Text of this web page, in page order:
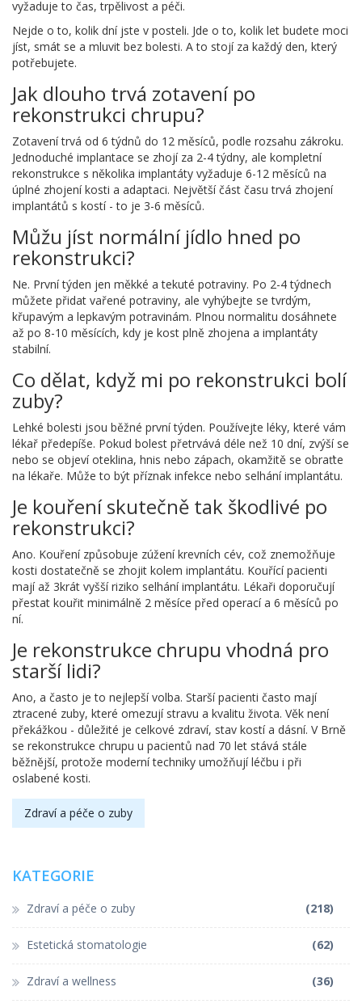
vyžaduje to čas, trpělivost a péči.
Nejde o to, kolik dní jste v posteli. Jde o to, kolik let budete moci
jíst, smát se a mluvit bez bolesti. A to stojí za každý den, který
potřebujete.
Jak dlouho trvá zotavení po
rekonstrukci chrupu?
Zotavení trvá od 6 týdnů do 12 měsíců, podle rozsahu zákroku.
Jednoduché implantace se zhojí za 2-4 týdny, ale kompletní
rekonstrukce s několika implantáty vyžaduje 6-12 měsíců na
úplné zhojení kosti a adaptaci. Největší část času trvá zhojení
implantátů s kostí - to je 3-6 měsíců.
Můžu jíst normální jídlo hned po
rekonstrukci?
Ne. První týden jen měkké a tekuté potraviny. Po 2-4 týdnech
můžete přidat vařené potraviny, ale vyhýbejte se tvrdým,
křupavým a lepkavým potravinám. Plnou normalitu dosáhnete
až po 8-10 měsících, kdy je kost plně zhojena a implantáty
stabilní.
Co dělat, když mi po rekonstrukci bolí
zuby?
Lehké bolesti jsou běžné první týden. Používejte léky, které vám
lékař předepíše. Pokud bolest přetrvává déle než 10 dní, zvýší se
nebo se objeví oteklina, hnis nebo zápach, okamžitě se obraťte
na lékaře. Může to být příznak infekce nebo selhání implantátu.
Je kouření skutečně tak škodlivé po
rekonstrukci?
Ano. Kouření způsobuje zúžení krevních cév, což znemožňuje
kosti dostatečně se zhojit kolem implantátu. Kouřící pacienti
mají až 3krát vyšší riziko selhání implantátu. Lékaři doporučují
přestat kouřit minimálně 2 měsíce před operací a 6 měsíců po
ní.
Je rekonstrukce chrupu vhodná pro
starší lidi?
Ano, a často je to nejlepší volba. Starší pacienti často mají
ztracené zuby, které omezují stravu a kvalitu života. Věk není
překážkou - důležité je celkové zdraví, stav kostí a dásní. V Brně
se rekonstrukce chrupu u pacientů nad 70 let stává stále
běžnější, protože moderní techniky umožňují léčbu i při
oslabené kosti.
Zdraví a péče o zuby
KATEGORIE
Zdraví a péče o zuby (218)
Estetická stomatologie (62)
Zdraví a wellness (36)